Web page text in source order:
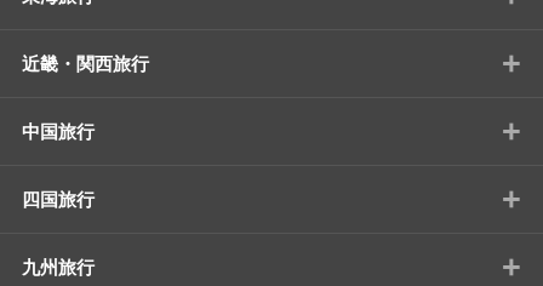
近畿・関西旅行 +
中国旅行 +
四国旅行 +
九州旅行 +